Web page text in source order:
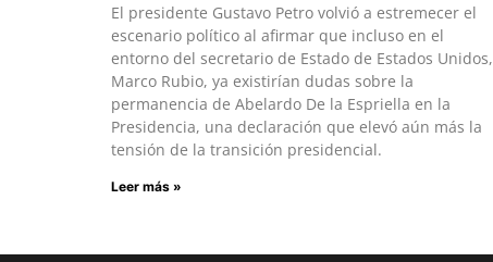
El presidente Gustavo Petro volvió a estremecer el
escenario político al afirmar que incluso en el
entorno del secretario de Estado de Estados Unidos,
Marco Rubio, ya existirían dudas sobre la
permanencia de Abelardo De la Espriella en la
Presidencia, una declaración que elevó aún más la
tensión de la transición presidencial.
Leer más »